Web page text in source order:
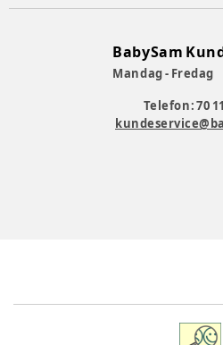
BabySam
Mandag - Fredag
Telefon: 70